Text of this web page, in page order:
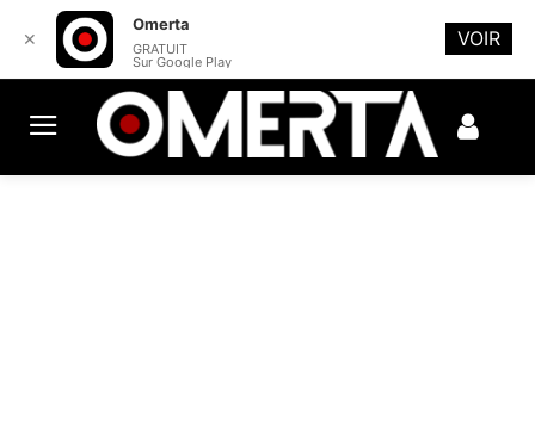
✕
Omerta
GRATUIT
Sur Google Play
VOIR